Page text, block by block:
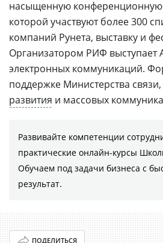
насыщенную
которой участвуют более 300
компаний Рунета, выставку и
Организатором РИФ выступает
электронных коммуникаций.
поддержке Министерства связи,
развития и массовых
Развивайте компетенции
практические онлайн-курсы
Обучаем под задачи бизнеса с
результат.
ПОДЕЛИТЬСЯ